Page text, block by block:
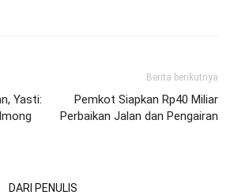
Yasti:
Berita berikutnya
Pemkot Siapkan Rp40 Miliar
Perbaikan Jalan dan Pengairan
DARI PENULIS